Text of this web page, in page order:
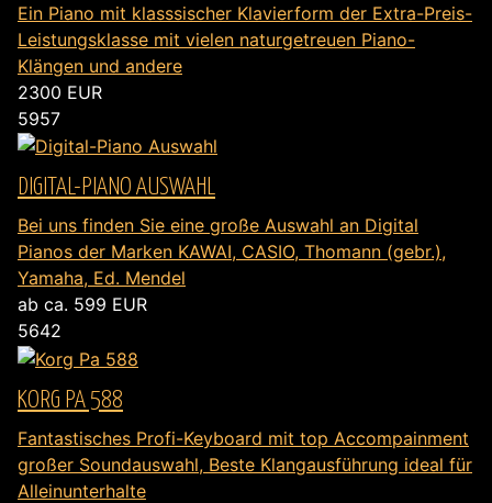
Ein Piano mit klasssischer Klavierform der Extra-Preis-
Leistungsklasse mit vielen naturgetreuen Piano-
Klängen und andere
2300 EUR
5957
DIGITAL-PIANO AUSWAHL
Bei uns finden Sie eine große Auswahl an Digital
Pianos der Marken KAWAI, CASIO, Thomann (gebr.),
Yamaha, Ed. Mendel
ab ca. 599 EUR
5642
KORG PA 588
Fantastisches Profi-Keyboard mit top Accompainment
großer Soundauswahl, Beste Klangausführung ideal für
Alleinunterhalte